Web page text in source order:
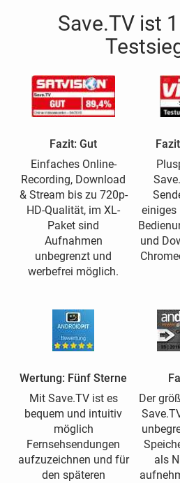
Save.TV ist
Fazit: Gut
Einfaches Online-
Recording, Download
& Stream bis zu 720p-
HD-Qualität, im XL-
Paket sind
Aufnahmen
unbegrenzt und
werbefrei möglich.
einiges
und
Wertung: Fünf Sterne
Mit Save.TV ist es
bequem und intuitiv
möglich
Fernsehsendungen
aufzuzeichnen und für
den späteren
Der
als